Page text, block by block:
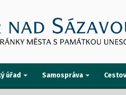
úřad Samospráva